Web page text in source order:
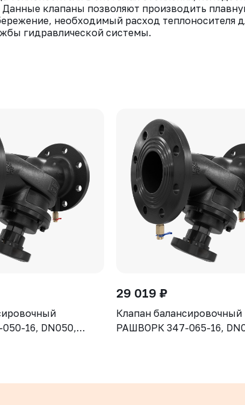
клапаны позволяют производить
необходимый расход теплоносителя
гидравлической системы.
16, DN050,
29 019 ₽
Клапан балансировочный
РАШВОРК 347-065-16,